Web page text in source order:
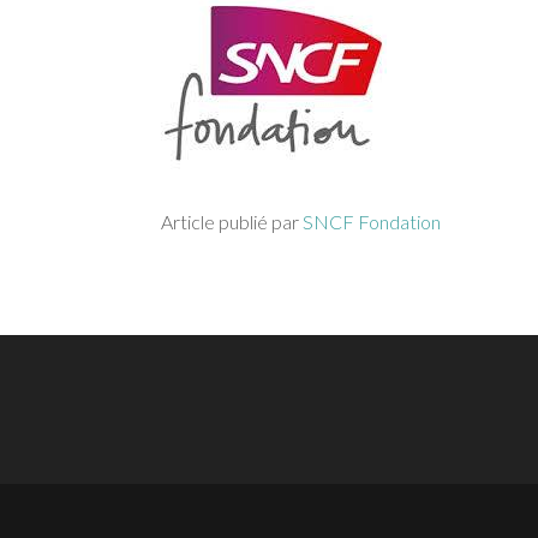
Article publié parSNCF Fondation